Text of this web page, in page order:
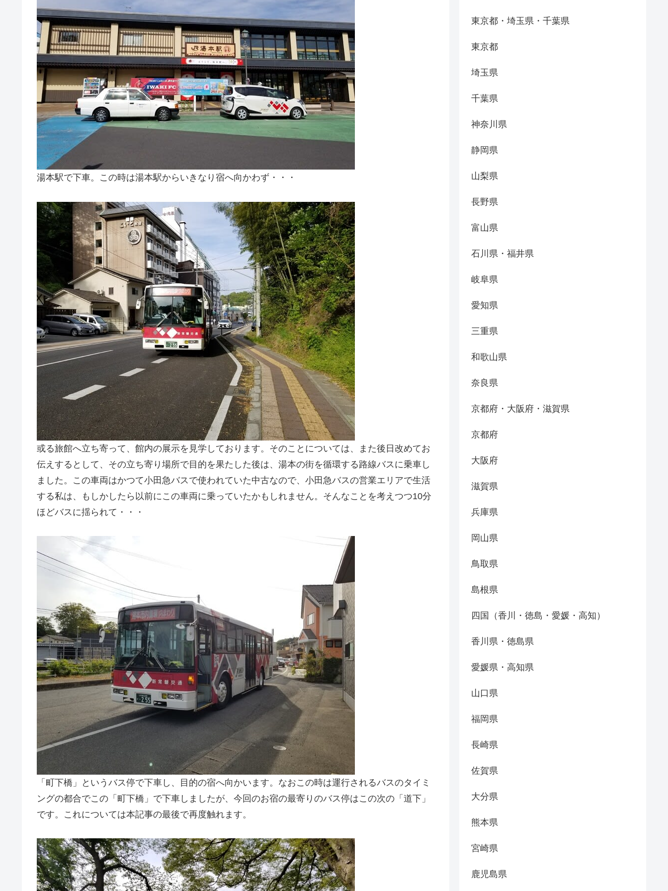
湯本駅で下車。この時は湯本駅からいきなり宿へ向かわず・・・
或る旅館へ立ち寄って、館内の展示を見学しております。そのことについては、また後日改めてお
伝えするとして、その立ち寄り場所で目的を果たした後は、湯本の街を循環する路線バスに乗車し
ました。この車両はかつて小田急バスで使われていた中古なので、小田急バスの営業エリアで生活
する私は、もしかしたら以前にこの車両に乗っていたかもしれません。そんなことを考えつつ10分
ほどバスに揺られて・・・
「町下橋」というバス停で下車し、目的の宿へ向かいます。なおこの時は運行されるバスのタイミ
ングの都合でこの「町下橋」で下車しましたが、今回のお宿の最寄りのバス停はこの次の「道下」
です。これについては本記事の最後で再度触れます。
東京都・埼玉県・千葉県
東京都
埼玉県
千葉県
神奈川県
静岡県
山梨県
長野県
富山県
石川県・福井県
岐阜県
愛知県
三重県
和歌山県
奈良県
京都府・大阪府・滋賀県
京都府
大阪府
滋賀県
兵庫県
岡山県
鳥取県
島根県
四国（香川・徳島・愛媛・高知）
香川県・徳島県
愛媛県・高知県
山口県
福岡県
長崎県
佐賀県
大分県
熊本県
宮崎県
鹿児島県